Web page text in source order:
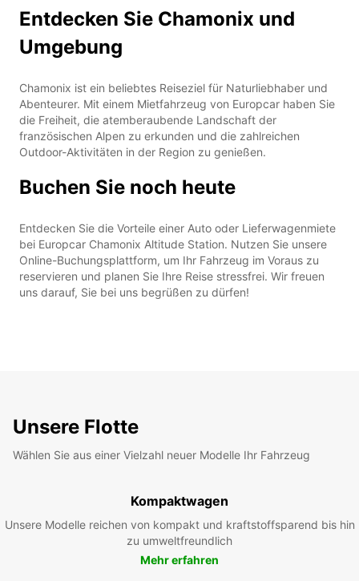
Entdecken Sie Chamonix und
Umgebung
Chamonix ist ein beliebtes Reiseziel für Naturliebhaber und
Abenteurer. Mit einem Mietfahrzeug von Europcar haben Sie
die Freiheit, die atemberaubende Landschaft der
französischen Alpen zu erkunden und die zahlreichen
Outdoor-Aktivitäten in der Region zu genießen.
Buchen Sie noch heute
Entdecken Sie die Vorteile einer Auto oder Lieferwagenmiete
bei Europcar Chamonix Altitude Station. Nutzen Sie unsere
Online-Buchungsplattform, um Ihr Fahrzeug im Voraus zu
reservieren und planen Sie Ihre Reise stressfrei. Wir freuen
uns darauf, Sie bei uns begrüßen zu dürfen!
Unsere Flotte
Wählen Sie aus einer Vielzahl neuer Modelle Ihr Fahrzeug
Kompaktwagen
Unsere Modelle reichen von kompakt und kraftstoffsparend bis hin
zu umweltfreundlich
Mehr erfahren